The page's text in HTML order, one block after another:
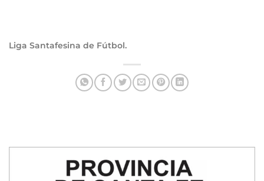
Liga Santafesina de Fútbol.